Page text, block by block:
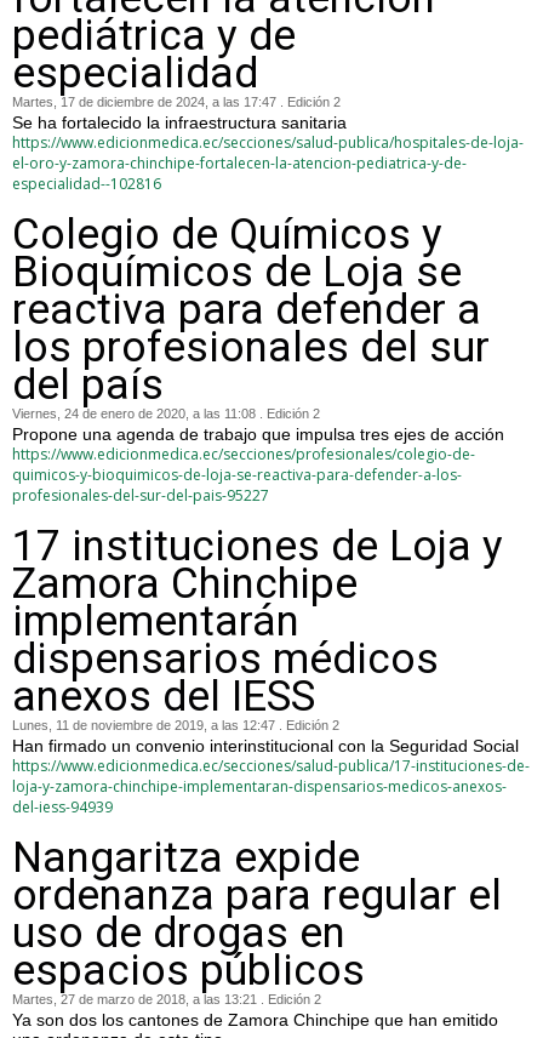
pediátrica y de
especialidad
Martes, 17 de diciembre de 2024, a las 17:47 . Edición 2
Se ha fortalecido la infraestructura sanitaria
https://www.edicionmedica.ec/secciones/salud-publica/hospitales-de-loja-
el-oro-y-zamora-chinchipe-fortalecen-la-atencion-pediatrica-y-de-
especialidad--102816
Colegio de Químicos y
Bioquímicos de Loja se
reactiva para defender a
los profesionales del sur
del país
Viernes, 24 de enero de 2020, a las 11:08 . Edición 2
Propone una agenda de trabajo que impulsa tres ejes de acción
https://www.edicionmedica.ec/secciones/profesionales/colegio-de-
quimicos-y-bioquimicos-de-loja-se-reactiva-para-defender-a-los-
profesionales-del-sur-del-pais-95227
17 instituciones de Loja y
Zamora Chinchipe
implementarán
dispensarios médicos
anexos del IESS
Lunes, 11 de noviembre de 2019, a las 12:47 . Edición 2
Han firmado un convenio interinstitucional con la Seguridad Social
https://www.edicionmedica.ec/secciones/salud-publica/17-instituciones-de-
loja-y-zamora-chinchipe-implementaran-dispensarios-medicos-anexos-
del-iess-94939
Nangaritza expide
ordenanza para regular el
uso de drogas en
espacios públicos
Martes, 27 de marzo de 2018, a las 13:21 . Edición 2
Ya son dos los cantones de Zamora Chinchipe que han emitido